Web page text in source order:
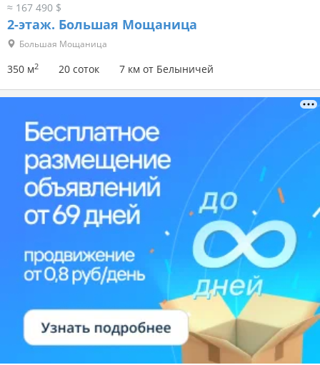
≈ 167 490 $
2-этаж. Большая Мощаница
Большая Мощаница
350 м2 20 соток 7 км от Белыничей